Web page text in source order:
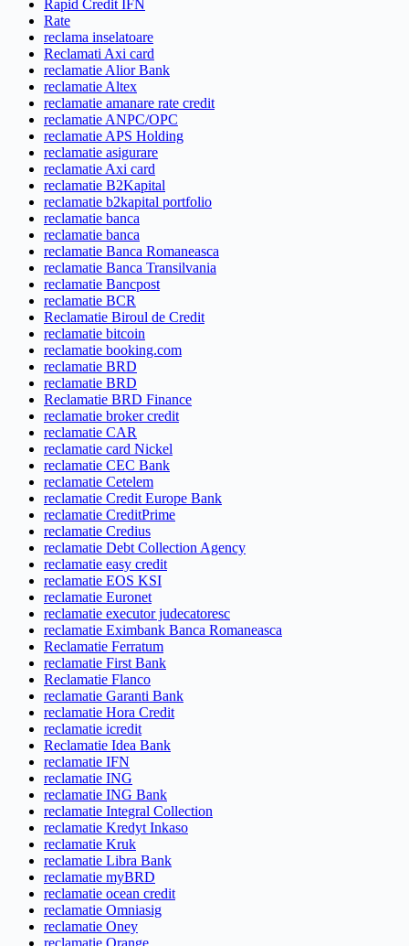
Rapid Credit IFN
Rate
reclama inselatoare
Reclamati Axi card
reclamatie Alior Bank
reclamatie Altex
reclamatie amanare rate credit
reclamatie ANPC/OPC
reclamatie APS Holding
reclamatie asigurare
reclamatie Axi card
reclamatie B2Kapital
reclamatie b2kapital portfolio
reclamatie banca
reclamatie banca
reclamatie Banca Romaneasca
reclamatie Banca Transilvania
reclamatie Bancpost
reclamatie BCR
Reclamatie Biroul de Credit
reclamatie bitcoin
reclamatie booking.com
reclamatie BRD
reclamatie BRD
Reclamatie BRD Finance
reclamatie broker credit
reclamatie CAR
reclamatie card Nickel
reclamatie CEC Bank
reclamatie Cetelem
reclamatie Credit Europe Bank
reclamatie CreditPrime
reclamatie Credius
reclamatie Debt Collection Agency
reclamatie easy credit
reclamatie EOS KSI
reclamatie Euronet
reclamatie executor judecatoresc
reclamatie Eximbank Banca Romaneasca
Reclamatie Ferratum
reclamatie First Bank
Reclamatie Flanco
reclamatie Garanti Bank
reclamatie Hora Credit
reclamatie icredit
Reclamatie Idea Bank
reclamatie IFN
reclamatie ING
reclamatie ING Bank
reclamatie Integral Collection
reclamatie Kredyt Inkaso
reclamatie Kruk
reclamatie Libra Bank
reclamatie myBRD
reclamatie ocean credit
reclamatie Omniasig
reclamatie Oney